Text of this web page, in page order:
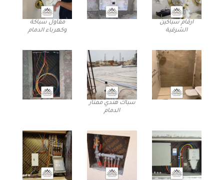
ارقام سباكين
الشرقية
مقاول سباكة
وكهرباء الدمام
سباك هندي ممتاز
الدمام